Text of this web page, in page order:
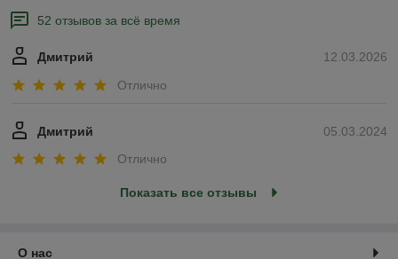
52 отзывов за всё время
12.03.2026
Дмитрий
Отлично
05.03.2024
Дмитрий
Отлично
Показать все отзывы
О нас